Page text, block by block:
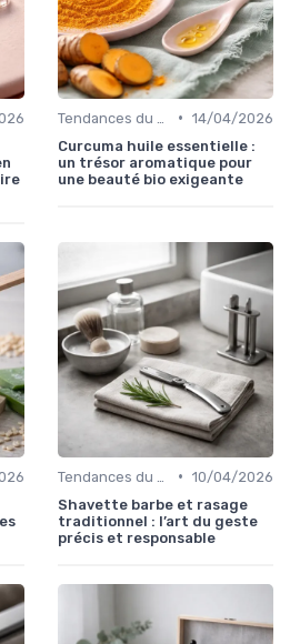
• 14/04/2026
Curcuma huile essentielle :
un trésor aromatique pour
une beauté bio exigeante
• 10/04/2026
Shavette barbe et rasage
traditionnel : l’art du geste
précis et responsable